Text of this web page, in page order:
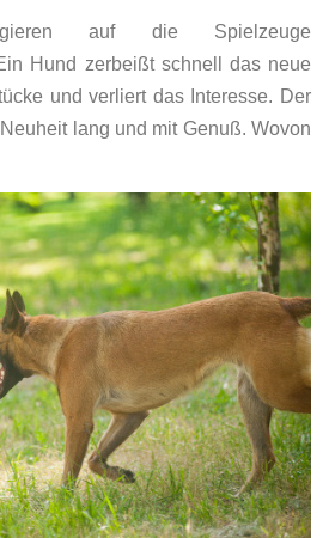
auf die Spielzeuge
Hund zerbeißt schnell das neue
und verliert das Interesse. Der
lang und mit Genuß. Wovon